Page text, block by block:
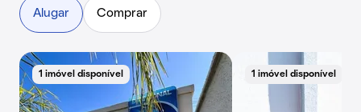
Alugar Comprar
1 imóvel disponível 1 imóvel disponível